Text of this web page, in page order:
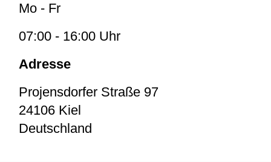
Mo - Fr
07:00 - 16:00 Uhr
Adresse
Projensdorfer Straße 97
24106 Kiel
Deutschland